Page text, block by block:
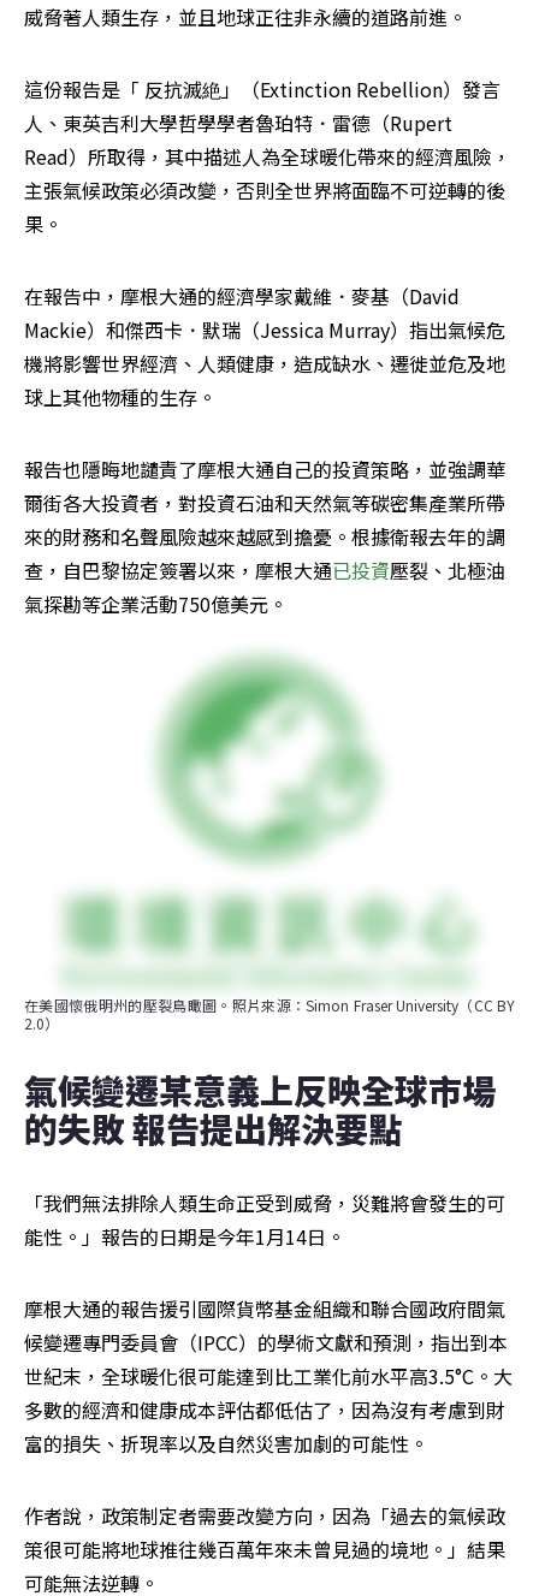
威脅著人類生存，並且地球正往非永續的道路前進。
這份報告是「 反抗滅絶」（Extinction Rebellion）發言
人、東英吉利大學哲學學者魯珀特．雷德（Rupert
Read）所取得，其中描述人為全球暖化帶來的經濟風險，
主張氣候政策必須改變，否則全世界將面臨不可逆轉的後
果。
在報告中，摩根大通的經濟學家戴維．麥基（David
Mackie）和傑西卡．默瑞（Jessica Murray）指出氣候危
機將影響世界經濟、人類健康，造成缺水、遷徙並危及地
球上其他物種的生存。
報告也隱晦地譴責了摩根大通自己的投資策略，並強調華
爾街各大投資者，對投資石油和天然氣等碳密集產業所帶
來的財務和名聲風險越來越感到擔憂。根據衛報去年的調
查，自巴黎協定簽署以來，摩根大通已投資壓裂、北極油
氣探勘等企業活動750億美元。
在美國懷俄明州的壓裂鳥瞰圖。照片來源：Simon Fraser University（CC BY
2.0）
氣候變遷某意義上反映全球市場
的失敗 報告提出解決要點
「我們無法排除人類生命正受到威脅，災難將會發生的可
能性。」報告的日期是今年1月14日。
摩根大通的報告援引國際貨幣基金組織和聯合國政府間氣
候變遷專門委員會（IPCC）的學術文獻和預測，指出到本
世紀末，全球暖化很可能達到比工業化前水平高3.5°C。大
多數的經濟和健康成本評估都低估了，因為沒有考慮到財
富的損失、折現率以及自然災害加劇的可能性。
作者說，政策制定者需要改變方向，因為「過去的氣候政
策很可能將地球推往幾百萬年來未曾見過的境地。」結果
可能無法逆轉。